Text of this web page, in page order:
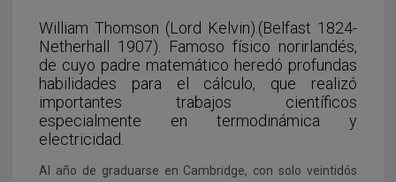
William Thomson (Lord Kelvin).(Belfast 1824-
Netherhall 1907). Famoso físico norirlandés,
de cuyo padre matemático heredó profundas
habilidades para el cálculo, que realizó
importantes trabajos científicos
especialmente en termodinámica y
electricidad.
Al año de graduarse en Cambridge, con solo veintidós